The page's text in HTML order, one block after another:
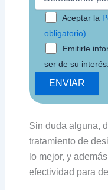
Aceptar la
obligatorio)
Emitirle
ser de su interés.
Sin duda alguna,
tratamiento de
lo mejor, y
efectividad para